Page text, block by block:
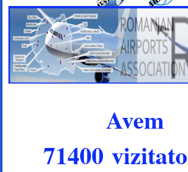
Avem
71400